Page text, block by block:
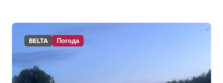
BELTA Погода